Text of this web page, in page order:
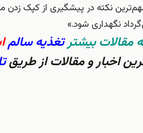
نکته در پیشگیری از کپک
مقالات بيشترتغذيه سالم
اخبار و مقالات از طریق